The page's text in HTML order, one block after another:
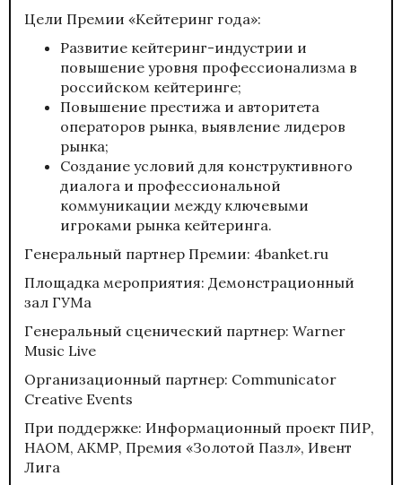
Цели Премии «Кейтеринг года»:
Развитие кейтеринг-индустрии и
повышение уровня профессионализма в
российском кейтеринге;
Повышение престижа и авторитета
операторов рынка, выявление лидеров
рынка;
Создание условий для конструктивного
диалога и профессиональной
коммуникации между ключевыми
игроками рынка кейтеринга.
Генеральный партнер Премии: 4banket.ru
Площадка мероприятия: Демонстрационный
зал ГУМа
Генеральный сценический партнер: Warner
Music Live
Организационный партнер: Communicator
Creative Events
При поддержке: Информационный проект ПИР,
НАОМ, АКМР, Премия «Золотой Пазл», Ивент
Лига